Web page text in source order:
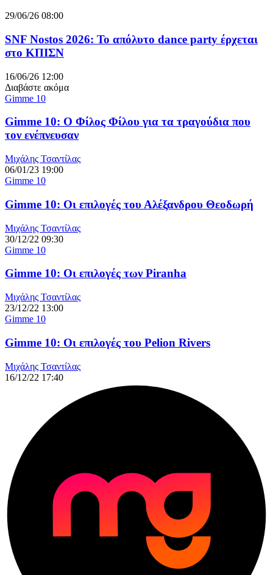
29/06/26 08:00
SNF Nostos 2026: To απόλυτο dance party έρχεται
στο ΚΠΙΣΝ
16/06/26 12:00
Διαβάστε ακόμα
Gimme 10
Gimme 10: Ο Φίλος Φίλου για τα τραγούδια που
τον ενέπνευσαν
Μιχάλης Τσαντίλας
06/01/23 19:00
Gimme 10
Gimme 10: Οι επιλογές του Αλέξανδρου Θεοδωρή
Μιχάλης Τσαντίλας
30/12/22 09:30
Gimme 10
Gimme 10: Οι επιλογές των Piranha
Μιχάλης Τσαντίλας
23/12/22 13:00
Gimme 10
Gimme 10: Οι επιλογές του Pelion Rivers
Μιχάλης Τσαντίλας
16/12/22 17:40